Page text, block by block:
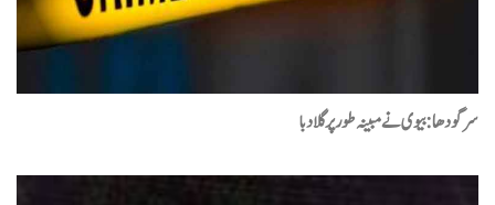
سرگودھا: بیوی نے مبینہ طور پر گلا دبا